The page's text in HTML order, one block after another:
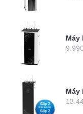
Máy
Máy